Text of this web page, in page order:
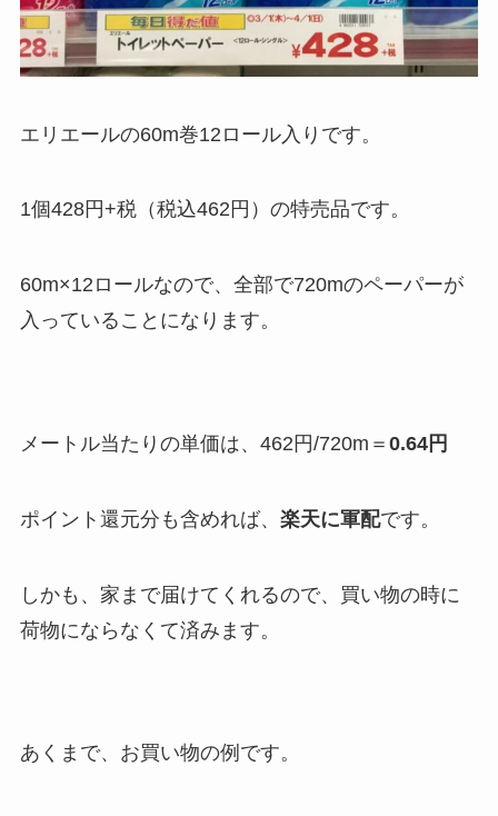
エリエールの60m巻12ロール入りです。
1個428円+税（税込462円）の特売品です。
60m×12ロールなので、全部で720mのペーパーが
入っていることになります。
メートル当たりの単価は、462円/720m＝ 0.64円
ポイント還元分も含めれば、 楽天に軍配です。
しかも、家まで届けてくれるので、買い物の時に
荷物にならなくて済みます。
あくまで、お買い物の例です。